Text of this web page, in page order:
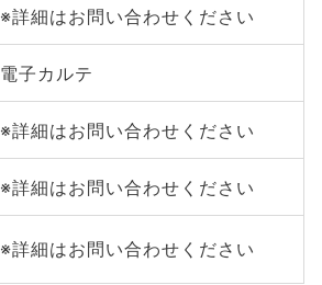
※詳細はお問い合わせください
電子カルテ
※詳細はお問い合わせください
※詳細はお問い合わせください
※詳細はお問い合わせください